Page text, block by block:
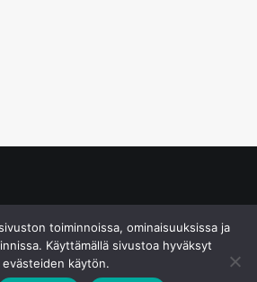
toiminnoissa, ominaisuuksissa ja
Käyttämällä sivustoa hyväksyt
evästeiden käytön.